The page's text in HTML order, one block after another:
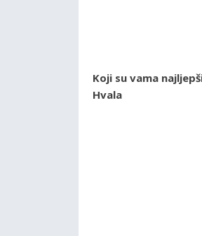
Koji su vama
Hvala